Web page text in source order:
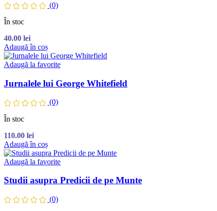
(0)
În stoc
40.00 lei
Adaugă în coș
Adaugă la favorite
Jurnalele lui George Whitefield
(0)
În stoc
110.00 lei
Adaugă în coș
Adaugă la favorite
Studii asupra Predicii de pe Munte
(0)